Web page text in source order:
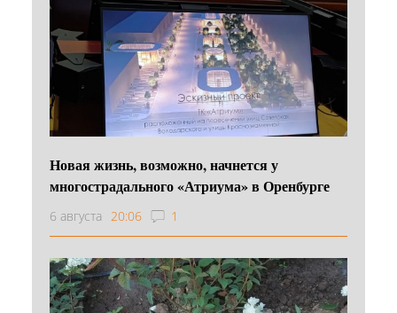
Новая жизнь, возможно, начнется у
многострадального «Атриума» в Оренбурге
6 августа 20:06 1